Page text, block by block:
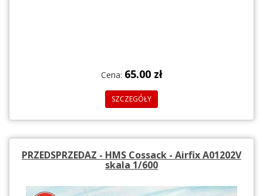
Cena: 65.00 zł
SZCZEGÓŁY
PRZEDSPRZEDAZ - HMS Cossack - Airfix A01202V
skala 1/600